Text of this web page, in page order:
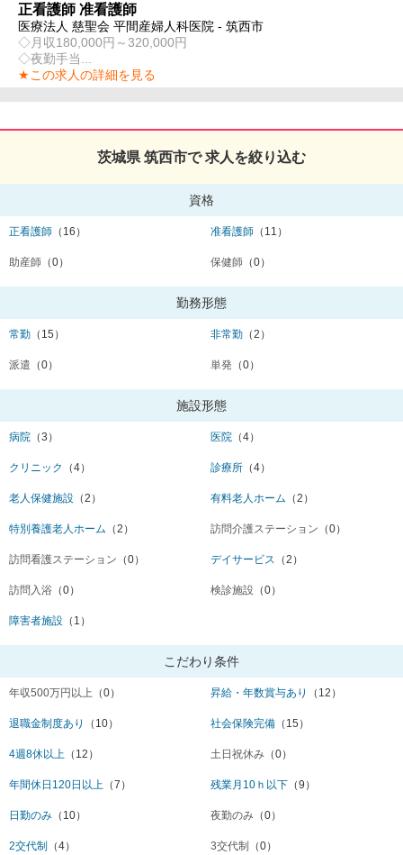
正看護師 准看護師
医療法人 慈聖会 平間産婦人科医院 - 筑西市
◇月収180,000円～320,000円
◇夜勤手当...
★この求人の詳細を見る
茨城県 筑西市で 求人を絞り込む
資格
正看護師 （16） 准看護師 （11）
助産師 （0） 保健師 （0）
勤務形態
常勤 （15） 非常勤 （2）
派遣 （0） 単発 （0）
施設形態
病院 （3） 医院 （4）
クリニック （4） 診療所 （4）
老人保健施設 （2） 有料老人ホーム （2）
特別養護老人ホーム （2） 訪問介護ステーション （0）
訪問看護ステーション （0） デイサービス （2）
訪問入浴 （0） 検診施設 （0）
障害者施設 （1）
こだわり条件
年収500万円以上 （0） 昇給・年数賞与あり （12）
退職金制度あり （10） 社会保険完備 （15）
4週8休以上 （12） 土日祝休み （0）
年間休日120日以上 （7） 残業月10ｈ以下 （9）
日勤のみ （10） 夜勤のみ （0）
2交代制 （4） 3交代制 （0）